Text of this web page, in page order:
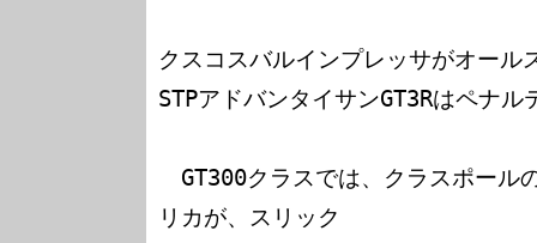
クスコスバルインプレッサがオール
STPアドバンタイサンGT3Rはペナ
GT300クラスでは、クラスポール
リカが、スリック